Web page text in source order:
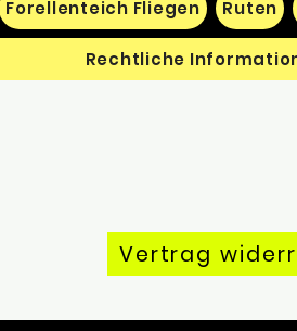
Forellenteich Fliegen Ruten
Rechtliche
Vertrag